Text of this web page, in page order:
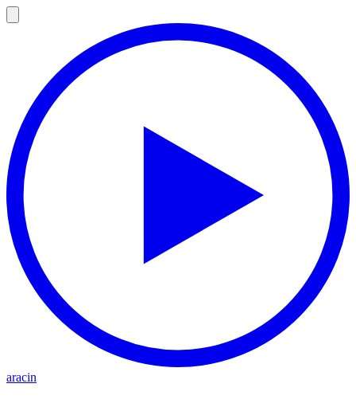
aracin